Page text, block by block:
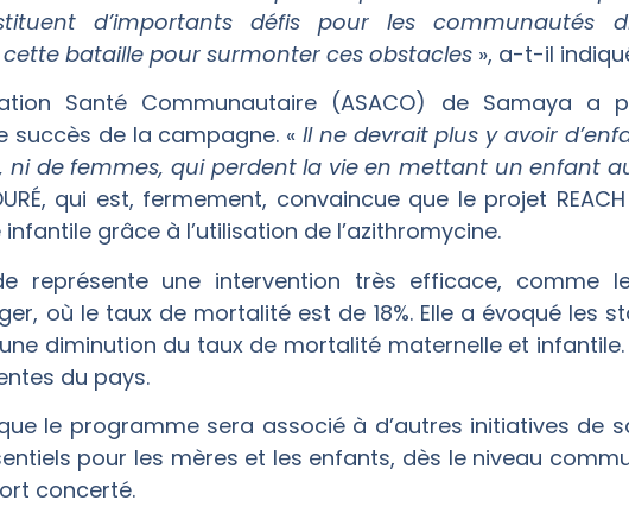
d’importants défis pour les communautés
bataille pour surmonter ces obstacles », a-t-il
Santé Communautaire (ASACO) de Samaya a
succès de la campagne. « Il ne devrait plus y avoir
ni de femmes, qui perdent la vie en mettant un enfant
qui est, fermement, convaincue que le projet
grâce à l’utilisation de l’azithromycine.
représente une intervention très efficace, comme
où le taux de mortalité est de 18%. Elle a évoqué les
diminution du taux de mortalité maternelle et
du pays.
le programme sera associé à d’autres initiatives de
pour les mères et les enfants, dès le niveau
concerté.